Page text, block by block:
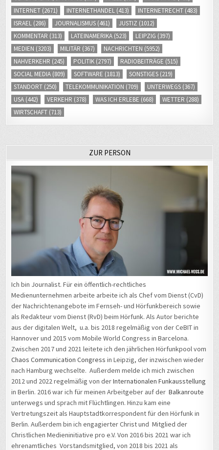
INTERNET (2671) INTERNETHANDEL (413) INTERNETRECHT (483)
ISRAEL (286) JOURNALISMUS (461) JUSTIZ (1012)
KOMMENTAR (313) LATEINAMERIKA (523) LEIPZIG (397)
MEDIEN (3203) MILITÄR (367) NACHRICHTEN (5952)
NAHVERKEHR (245) POLITIK (2797) RADIOBEITRÄGE (515)
SOCIAL MEDIA (809) SOFTWARE (1813) SONSTIGES (219)
STANDORT (250) TELEKOMMUNIKATION (709) UNTERWEGS (367)
USA (442) VERKEHR (378) WAS ICH ERLEBE (668) WETTER (288)
WIRTSCHAFT (713)
ZUR PERSON
Ich bin Journalist. Für ein öffentlich-rechtliches
Medienunternehmen arbeite arbeite ich als Chef vom Dienst (CvD)
der Nachrichtenangebote im Fernseh- und Hörfunkbereich sowie
als Redakteur vom Dienst (RvD) beim Hörfunk. Als Autor berichte
aus der digitalen Welt, u.a. bis 2018 regelmäßig von der CeBIT in
Hannover und 2015 vom Mobile World Congress in Barcelona.
Zwischen 2017 und 2021 leitete ich den jährlichen Hörfunkpool vom
Chaos Communication Congress in Leipzig, der inzwischen wieder
nach Hamburg wechselte. Außerdem melde ich mich zwischen
2012 und 2022 regelmäßig von derInternationalen Funkausstellung
in Berlin. 2016 war ich für meinen Arbeitgeber auf derBalkanroute
unterwegs und sprach mit Flüchtlingen. Hinzu kam eine
Vertretungszeit als Hauptstadtkorrespondent für den Hörfunk in
Berlin. Außerdem bin ich engagierter Christ und Mitglied der
Christlichen Medieninitiative pro e.V. Von 2016 bis 2021 war ich
ehrenamtliches Vorstandsmitglied, von 2018 bis 2021 als